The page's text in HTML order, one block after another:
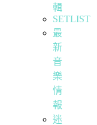
輯
SETLIST
最
新
音
樂
情
報
迷